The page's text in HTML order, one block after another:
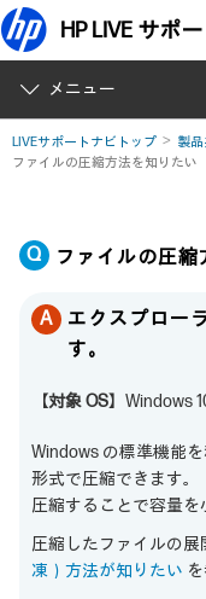
HP LIVE サポ
メニュー
LIVEサポートナビトップ 製
ファイルの圧縮方法を知りたい
ファイルの圧縮
エクスプロー
す。
【対象 OS】 Windows
Windows の標準機能
形式で圧縮できます。
圧縮することで容量を
圧縮したファイルの展
凍）方法が知りたい